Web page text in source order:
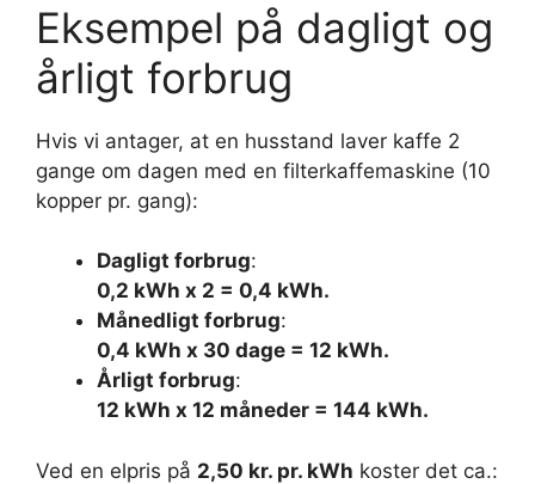
Eksempel på dagligt og
årligt forbrug
Hvis vi antager, at en husstand laver kaffe 2
gange om dagen med en filterkaffemaskine (10
kopper pr. gang):
Dagligt forbrug:
0,2 kWh x 2 = 0,4 kWh.
Månedligt forbrug:
0,4 kWh x 30 dage = 12 kWh.
Årligt forbrug:
12 kWh x 12 måneder = 144 kWh.
Ved en elpris på 2,50 kr. pr. kWh koster det ca.: